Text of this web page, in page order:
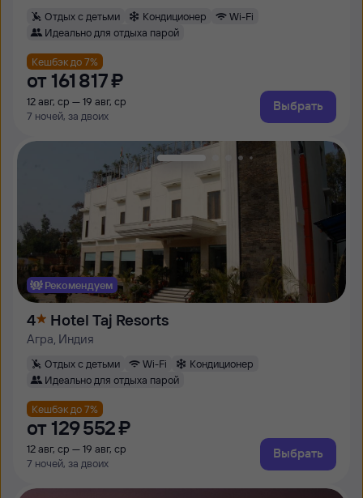
Отдых с детьми Кондиционер
Wi-Fi
Идеально для отдыха парой
Кешбэк до 7%
от 161 ⁠817 ⁠₽
12 авг, ср — 19 авг, ср
7 ночей, за двоих
Выбрать
Рекомендуем
4 Hotel Taj Resorts
Агра, Индия
Отдых с детьми Wi-Fi
Кондиционер
Идеально для отдыха парой
Кешбэк до 7%
от 129 ⁠552 ⁠₽
12 авг, ср — 19 авг, ср
7 ночей, за двоих
Выбрать